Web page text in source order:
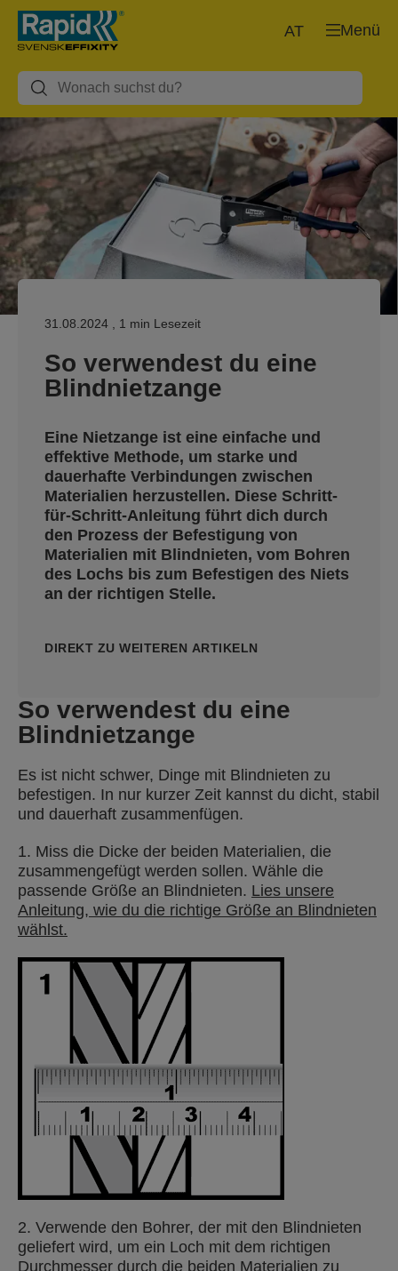
Menü
AT
31.08.2024 , 1 min Lesezeit
So verwendest du eine
Blindnietzange
Eine Nietzange ist eine einfache und
effektive Methode, um starke und
dauerhafte Verbindungen zwischen
Materialien herzustellen. Diese Schritt-
für-Schritt-Anleitung führt dich durch
den Prozess der Befestigung von
Materialien mit Blindnieten, vom Bohren
des Lochs bis zum Befestigen des Niets
an der richtigen Stelle.
DIREKT ZU WEITEREN ARTIKELN
So verwendest du eine
Blindnietzange
Es ist nicht schwer, Dinge mit Blindnieten zu
befestigen. In nur kurzer Zeit kannst du dicht, stabil
und dauerhaft zusammenfügen.
1. Miss die Dicke der beiden Materialien, die
zusammengefügt werden sollen. Wähle die
passende Größe an Blindnieten. Lies unsere
Anleitung, wie du die richtige Größe an Blindnieten
wählst.
2. Verwende den Bohrer, der mit den Blindnieten
geliefert wird, um ein Loch mit dem richtigen
Durchmesser durch die beiden Materialien zu